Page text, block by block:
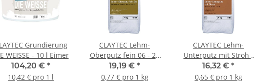
Grundierung
WEISSE - 10 l Eimer
104,20 € *
10,42 € pro 1 l
CLAYTEC Lehm-
Oberputz fein 06 - 25
kg Sack
19,19 € *
0,77 € pro 1 kg
CLAYTEC Lehm-
Unterputz mit Stroh -
25 kg Sack
16,32 € *
0,65 € pro 1 kg